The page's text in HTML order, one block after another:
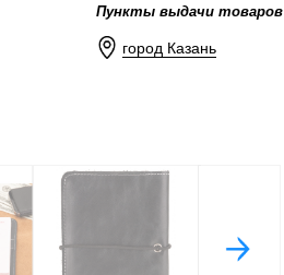
Пункты выдачи товаров
город Казань